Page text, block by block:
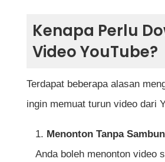
2. Internet Download
Cara Download Video
Telefon Pintar (Android &
Untuk iOS: Menggunakan
Kenapa Perlu
Video YouTube?
Terdapat beberapa alasan
ingin memuat turun video dari
Menonton Tanpa
Anda boleh menonton video